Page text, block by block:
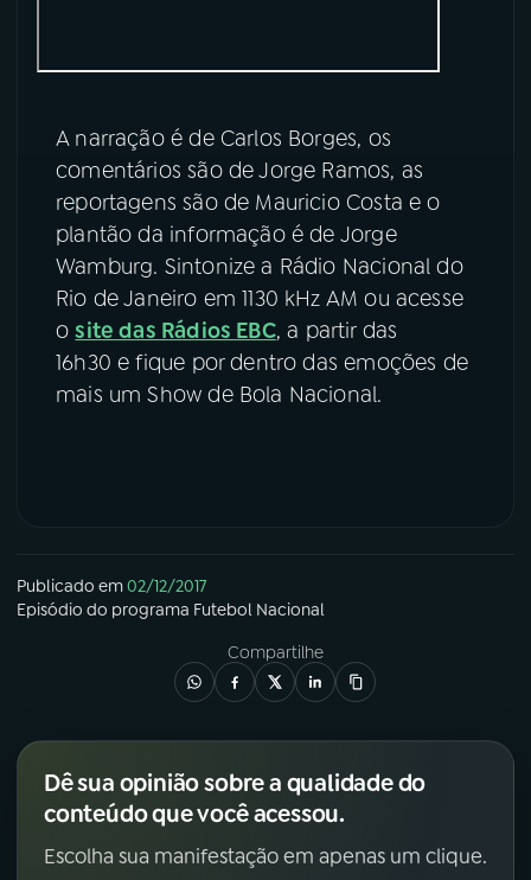
A narração é de Carlos Borges, os
comentários são de Jorge Ramos, as
reportagens são de Mauricio Costa e o
plantão da informação é de Jorge
Wamburg. Sintonize a Rádio Nacional do
Rio de Janeiro em 1130 kHz AM ou acesse
osite das Rádios EBC, a partir das
16h30 e fique por dentro das emoções de
mais um Show de Bola Nacional.
Publicado em02/12/2017
Episódio do programa Futebol Nacional
Compartilhe
Dê sua opinião sobre a qualidade do
conteúdo que você acessou.
Escolha sua manifestação em apenas um clique.